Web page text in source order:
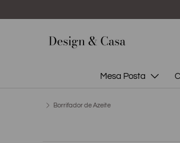
Pular
Mesa Posta
Borrifador de Azeite